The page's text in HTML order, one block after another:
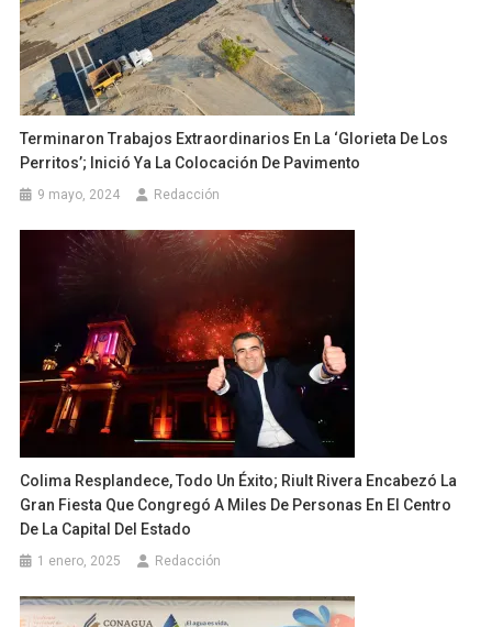
Terminaron Trabajos Extraordinarios En La ‘Glorieta De Los
Perritos’; Inició Ya La Colocación De Pavimento
9 mayo, 2024 Redacción
Colima Resplandece, Todo Un Éxito; Riult Rivera Encabezó La
Gran Fiesta Que Congregó A Miles De Personas En El Centro
De La Capital Del Estado
1 enero, 2025 Redacción